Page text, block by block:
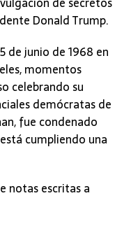
Donald Trump.
de junio de 1968 en
momentos
celebrando su
demócratas de
fue condenado
cumpliendo una
notas escritas a